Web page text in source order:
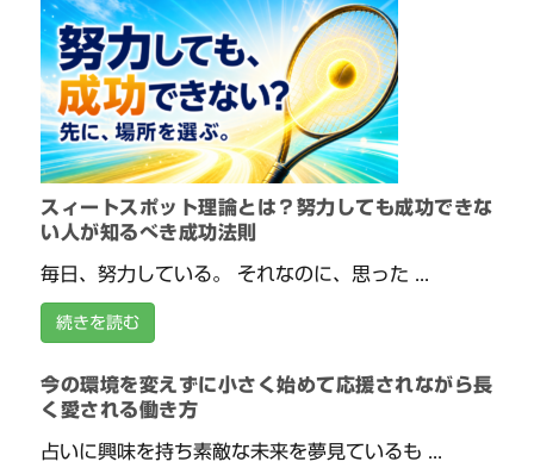
スィートスポット理論とは？努力しても成功できな
い人が知るべき成功法則
毎日、努力している。 それなのに、思った ...
続きを読む
今の環境を変えずに小さく始めて応援されながら長
く愛される働き方
占いに興味を持ち素敵な未来を夢見ているも ...